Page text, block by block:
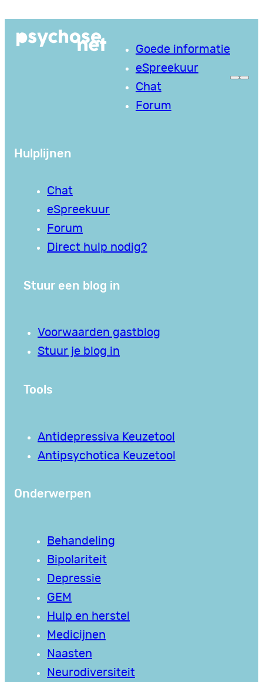
naar
Goede informatie
eSpreekuur
Chat
Forum
Hulplijnen
Chat
eSpreekuur
Forum
Direct hulp nodig?
Stuur een blog in
Voorwaarden gastblog
Stuur je blog in
Tools
Antidepressiva Keuzetool
Antipsychotica Keuzetool
Onderwerpen
Behandeling
Bipolariteit
Depressie
GEM
Hulp en herstel
Medicijnen
Naasten
Neurodiversiteit